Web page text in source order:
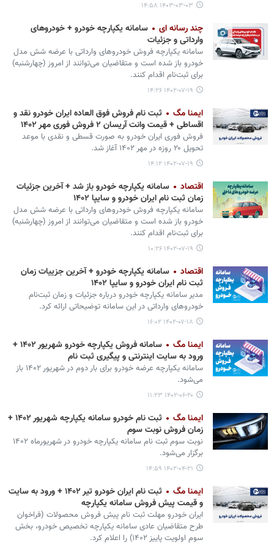
۱۴۰۳-۰۳-۰۳ ۱۴:۵۸
چند رسانه ای
سامانه یکپارچه خودرو + خودروهای
وارداتی و جزئیات
سامانه یکپارچه فروش خودروهای وارداتی با عرضه شش مدل
خودرو باز شده است و متقاضیان می‌توانند از امروز (چهارشنبه)
برای ثبت‌نام اقدام کنند.
۱۴۰۲-۰۷-۱۹ ۱۴:۲۶
ایمنا مگ
ثبت نام فروش فوق العاده ایران خودرو نقد و
اقساطی + قیمت وانت آریسان ۲ فروش فوری مهر ۱۴۰۲
فروش فوری ایران خودرو به صورت قسطی و نقدی با موعد
تحویل ۲۰ روزه در مهر ۱۴۰۲ آغاز شد.
۱۴۰۲-۰۷-۱۹ ۱۴:۱۲
اقتصاد
سامانه یکپارچه خودرو باز شد + آخرین جزئیات
زمان ثبت نام ایران خودرو و سایپا ۱۴۰۲
سامانه یکپارچه فروش خودروهای وارداتی با عرضه شش مدل
خودرو باز شده است و متقاضیان می‌توانند از امروز (چهارشنبه)
برای ثبت‌نام اقدام کنند.
۱۴۰۲-۰۷-۱۹ ۱۰:۲۶
اقتصاد
سامانه یکپارچه خودرو + آخرین جزییات زمان
ثبت نام ایران خودرو و سایپا ۱۴۰۲
مدیر سامانه یکپارچه خودرو درباره جزئیات و زمان ثبت‌نام
خودروهای وارداتی در این سامانه توضیحاتی ارائه کرد.
۱۴۰۲-۰۷-۱۸ ۱۶:۰۲
ایمنا مگ
سامانه فروش یکپارچه خودرو شهریور ۱۴۰۲ +
ورود به سایت اینترنتی و پیگیری ثبت نام
سامانه یکپارچه عرضه خودرو برای بار دوم در شهریور ۱۴۰۲ باز
می‌شود.
۱۴۰۲-۰۶-۲۰ ۱۱:۲۳
ایمنا مگ
ثبت‌ نام خودرو سامانه یکپارچه شهریور ۱۴۰۲ +
زمان فروش نوبت سوم
نوبت سوم ثبت‌ نام سامانه یکپارچه خودرو در شهریورماه ۱۴۰۲
برگزار می‌شود.
۱۴۰۲-۰۴-۲۱ ۱۴:۵۹
ایمنا مگ
ثبت نام ایران خودرو تیر ۱۴۰۲ + ورود به سایت
و قیمت پیش فروش سامانه یکپارچه
​​​​​​​ایران خودرو مهلت ثبت نام پیش فروش محصولات (فراخوان
طرح متقاضیان عادی سامانه یکپارچه تخصیص خودرو، بخش
سوم اولویت پاییز ۱۴۰۲) را اعلام کرد.